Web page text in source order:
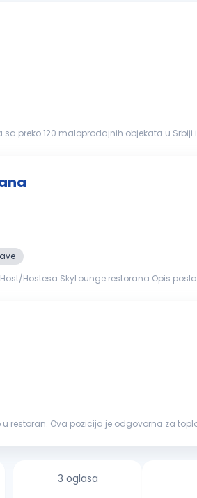
preko 120 maloprodajnih objekata u Srbiji
gostiju u restoranu Staranje o rezervacijama i vremenu čekanja za
restoran. Ova pozicija je odgovorna za
3 oglasa